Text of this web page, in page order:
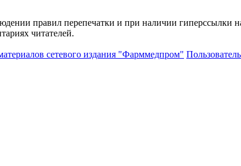
правил перепечатки и при наличии гиперссылки
читателей.
сетевого издания "Фарммедпром"